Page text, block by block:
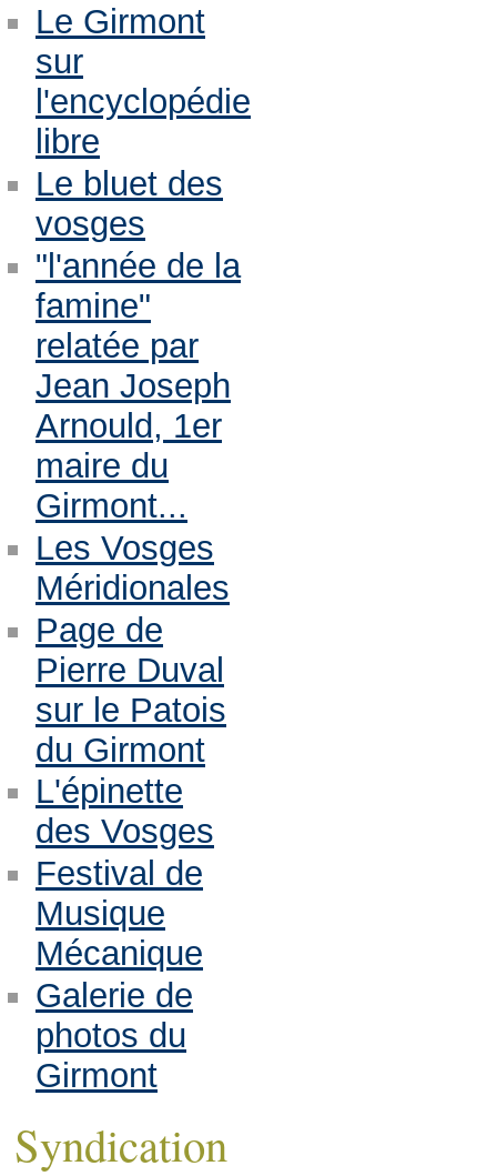
Le Girmont
sur
l'encyclopédie
libre
Le bluet des
vosges
"l'année de la
famine"
relatée par
Jean Joseph
Arnould, 1er
maire du
Girmont...
Les Vosges
Méridionales
Page de
Pierre Duval
sur le Patois
du Girmont
L'épinette
des Vosges
Festival de
Musique
Mécanique
Galerie de
photos du
Girmont
Syndication